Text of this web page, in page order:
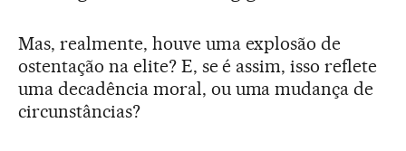
Mas, realmente, houve uma explosão de
ostentação na elite? E, se é assim, isso reflete
uma decadência moral, ou uma mudança de
circunstâncias?